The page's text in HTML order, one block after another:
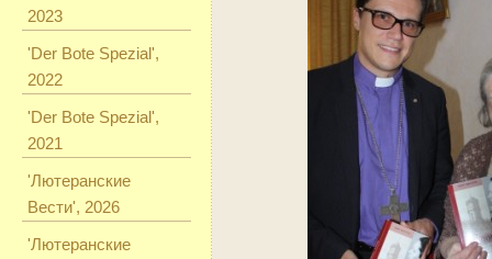
2023
'Der Bote Spezial',
2022
'Der Bote Spezial',
2021
'Лютеранские
Вести', 2026
'Лютеранские